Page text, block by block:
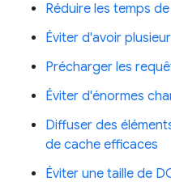
Réduire les temps
Éviter d'avoir
Précharger les
Éviter d'énormes
Diffuser des
de cache efficaces
Éviter une taille de